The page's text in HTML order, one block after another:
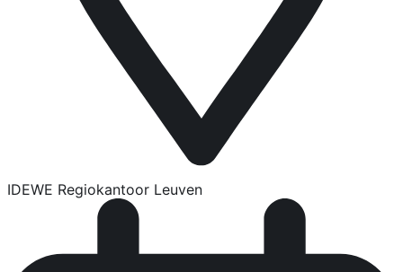
IDEWE Regiokantoor Leuven